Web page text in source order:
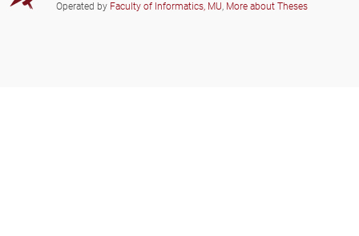
Operated by Faculty of Informatics, MU, More about Theses